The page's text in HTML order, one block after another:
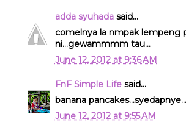
adda syuhadasaid...
comelnya la nmpak lempeng
ni...gewammmm tau...
June 12, 2012 at 9:36 AM
FnF Simple Lifesaid...
banana pancakes...syedapnye...
June 12, 2012 at 9:55 AM